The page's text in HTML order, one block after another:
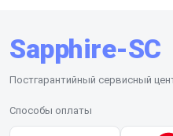
Sapphire-SC
Постгарантийный сервисный
Способы оплаты